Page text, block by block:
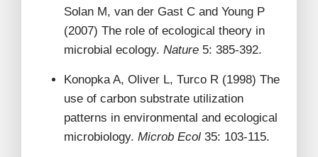
Solan M, van der Gast C and Young P
(2007) The role of ecological theory in
microbial ecology. Nature 5: 385-392.
Konopka A, Oliver L, Turco R (1998) The
use of carbon substrate utilization
patterns in environmental and ecological
microbiology. Microb Ecol 35: 103-115.